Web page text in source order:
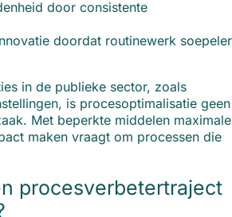
door consistente
doordat routinewerk soepeler
in de publieke sector, zoals
is procesoptimalisatie geen
Met beperkte middelen maximale
maken vraagt om processen die
procesverbetertraject